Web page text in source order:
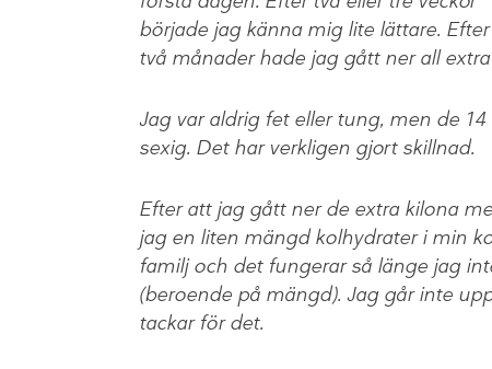
började jag känna mig lite lättare. Efter
två månader hade jag gått ner all
Jag var aldrig fet eller tung, men de
sexig. Det har verkligen gjort skillnad.
Efter att jag gått ner de extra kilona
jag en liten mängd kolhydrater i min
familj och det fungerar så länge jag
(beroende på mängd). Jag går inte
tackar för det.